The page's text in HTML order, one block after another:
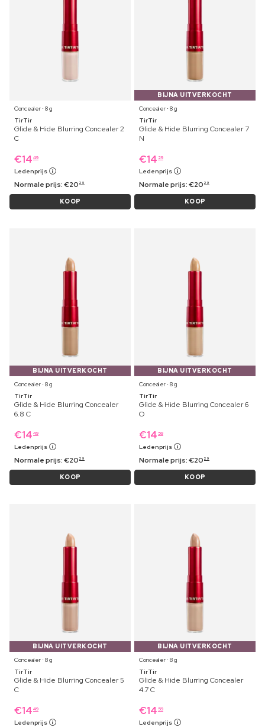
Concealer ⋅ 8 g
TirTir
Glide & Hide Blurring Concealer 2
C
€14 49
Ledenprijs
Normale prijs:€20 29
KOOP
BIJNA UITVERKOCHT
Concealer ⋅ 8 g
TirTir
Glide & Hide Blurring Concealer 7
N
€14 29
Ledenprijs
Normale prijs:€20 29
KOOP
BIJNA UITVERKOCHT
Concealer ⋅ 8 g
TirTir
Glide & Hide Blurring Concealer
6.8 C
€14 49
Ledenprijs
Normale prijs:€20 29
KOOP
BIJNA UITVERKOCHT
Concealer ⋅ 8 g
TirTir
Glide & Hide Blurring Concealer 6
O
€14 59
Ledenprijs
Normale prijs:€20 29
KOOP
BIJNA UITVERKOCHT
Concealer ⋅ 8 g
TirTir
Glide & Hide Blurring Concealer 5
C
€14 49
Ledenprijs
BIJNA UITVERKOCHT
Concealer ⋅ 8 g
TirTir
Glide & Hide Blurring Concealer
4.7 C
€14 59
Ledenprijs